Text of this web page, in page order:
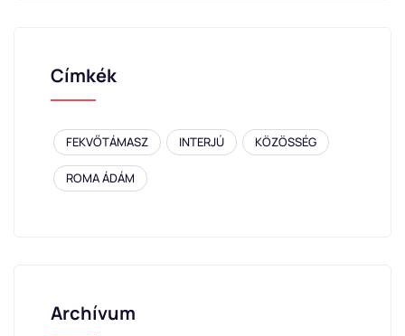
Címkék
FEKVŐTÁMASZ INTERJÚ KÖZÖSSÉG
ROMA ÁDÁM
Archívum